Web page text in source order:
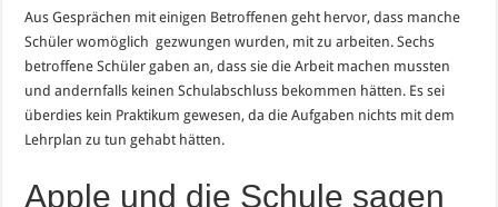
Aus Gesprächen mit einigen Betroffenen geht hervor, dass manche
Schüler womöglich gezwungen wurden, mit zu arbeiten. Sechs
betroffene Schüler gaben an, dass sie die Arbeit machen mussten
und andernfalls keinen Schulabschluss bekommen hätten. Es sei
überdies kein Praktikum gewesen, da die Aufgaben nichts mit dem
Lehrplan zu tun gehabt hätten.
Apple und die Schule sagen